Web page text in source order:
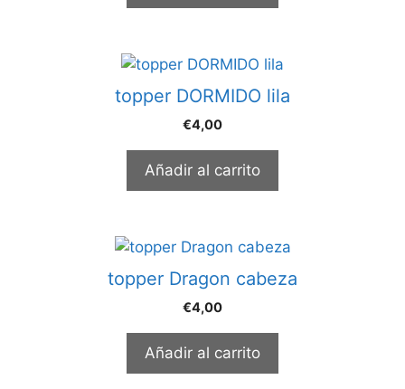
topper DORMIDO lila
€4,00
Añadir al carrito
topper Dragon cabeza
€4,00
Añadir al carrito